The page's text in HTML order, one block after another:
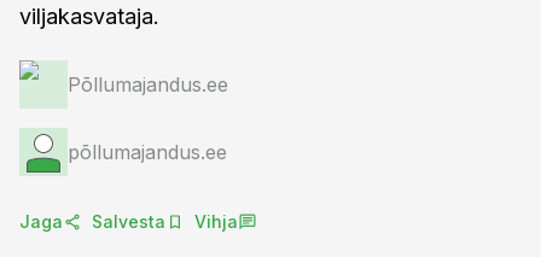
viljakasvataja.
Põllumajandus.ee
põllumajandus.ee
Jaga Salvesta Vihja